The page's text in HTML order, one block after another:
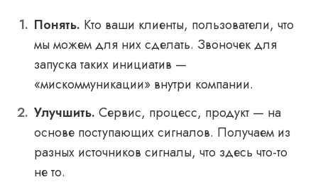
Понять. Кто ваши клиенты, пользователи, что
мы можем для них сделать. Звоночек для
запуска таких инициатив —
«мискоммуникации» внутри компании.
Улучшить. Сервис, процесс, продукт — на
основе поступающих сигналов. Получаем из
разных источников сигналы, что здесь что-то
не то.